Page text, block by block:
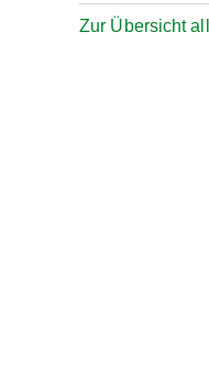
Zur Übersicht